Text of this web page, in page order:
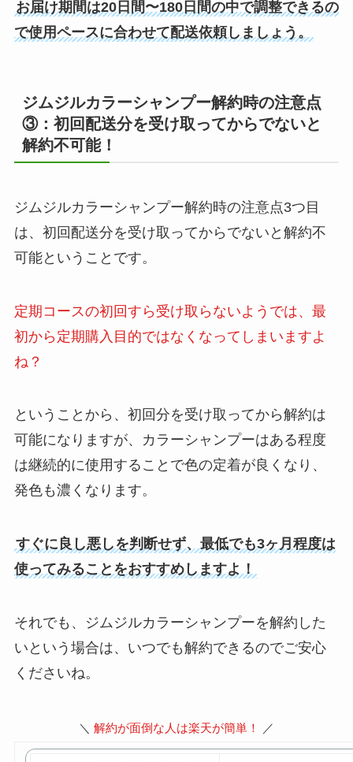
お届け期間は20日間〜180日間の中で調整できるの
で使用ペースに合わせて配送依頼しましょう。
ジムジルカラーシャンプー解約時の注意点
③：初回配送分を受け取ってからでないと
解約不可能！
ジムジルカラーシャンプー解約時の注意点3つ目
は、初回配送分を受け取ってからでないと解約不
可能ということです。
定期コースの初回すら受け取らないようでは、最
初から定期購入目的ではなくなってしまいますよ
ね？
ということから、初回分を受け取ってから解約は
可能になりますが、カラーシャンプーはある程度
は継続的に使用することで色の定着が良くなり、
発色も濃くなります。
すぐに良し悪しを判断せず、最低でも3ヶ月程度は
使ってみることをおすすめしますよ！
それでも、ジムジルカラーシャンプーを解約した
いという場合は、いつでも解約できるのでご安心
くださいね。
＼ 解約が面倒な人は楽天が簡単！ ／